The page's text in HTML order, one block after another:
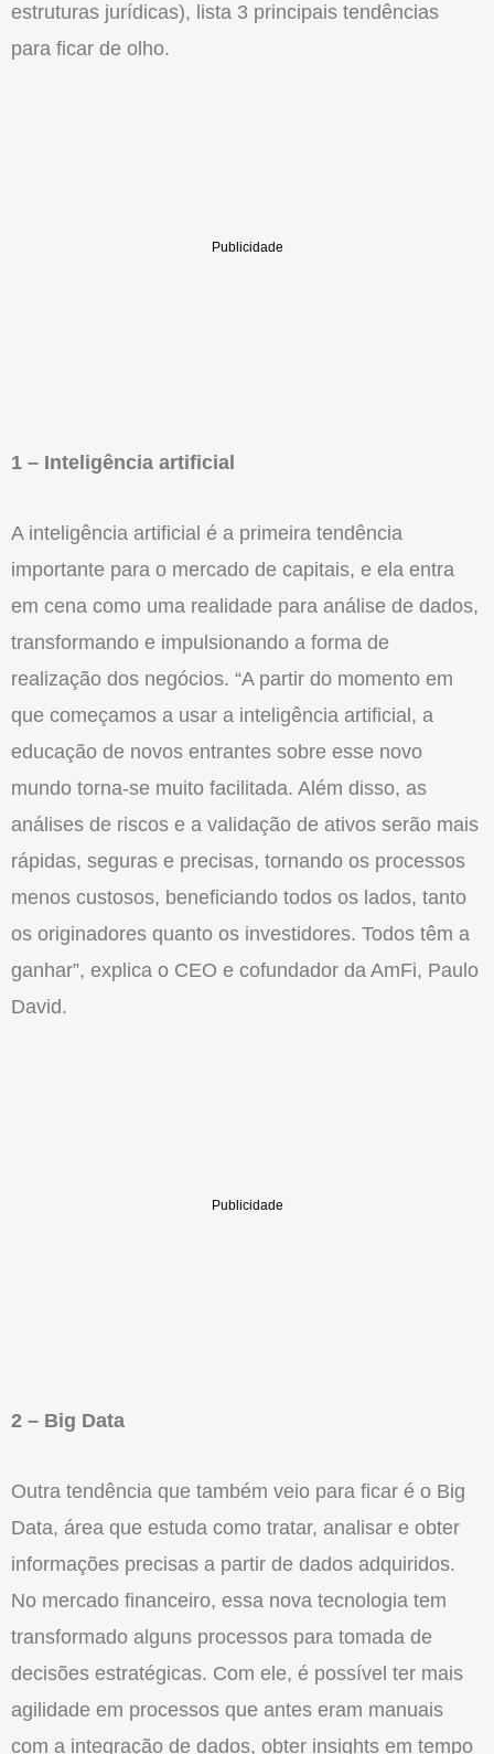
estruturas jurídicas), lista 3 principais tendências
para ficar de olho.
1 – Inteligência artificial
A inteligência artificial é a primeira tendência
importante para o mercado de capitais, e ela entra
em cena como uma realidade para análise de dados,
transformando e impulsionando a forma de
realização dos negócios. “A partir do momento em
que começamos a usar a inteligência artificial, a
educação de novos entrantes sobre esse novo
mundo torna-se muito facilitada. Além disso, as
análises de riscos e a validação de ativos serão mais
rápidas, seguras e precisas, tornando os processos
menos custosos, beneficiando todos os lados, tanto
os originadores quanto os investidores. Todos têm a
ganhar”, explica o CEO e cofundador da AmFi, Paulo
David.
2 – Big Data
Outra tendência que também veio para ficar é o Big
Data, área que estuda como tratar, analisar e obter
informações precisas a partir de dados adquiridos.
No mercado financeiro, essa nova tecnologia tem
transformado alguns processos para tomada de
decisões estratégicas. Com ele, é possível ter mais
agilidade em processos que antes eram manuais
com a integração de dados, obter insights em tempo